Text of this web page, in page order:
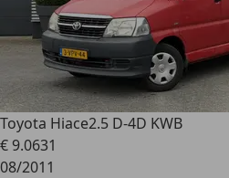
Toyota Hiace2.5 D-4D KWB
€ 9.0631
08/2011